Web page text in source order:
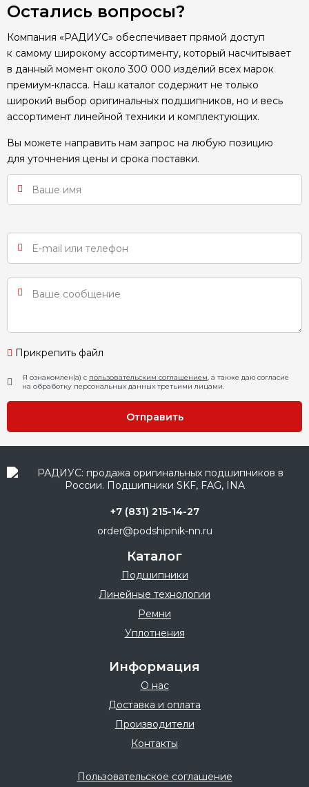
Остались вопросы?
Компания «РАДИУС» обеспечивает прямой доступ
к самому широкому ассортименту, который насчитывает
в данный момент около 300 000 изделий всех марок
премиум-класса. Наш каталог содержит не только
широкий выбор оригинальных подшипников, но и весь
ассортимент линейной техники и комплектующих.
Вы можете направить нам запрос на любую позицию
для уточнения цены и срока поставки.
Прикрепить файл
Я ознакомлен(а) с пользовательским соглашением, а также даю согласие
на обработку персональных данных третьими лицами.
Отправить
+7 (831) 215-14-27
order@podshipnik-nn.ru
Каталог
Подшипники
Линейные технологии
Ремни
Уплотнения
Информация
О нас
Доставка и оплата
Производители
Контакты
Пользовательское соглашение